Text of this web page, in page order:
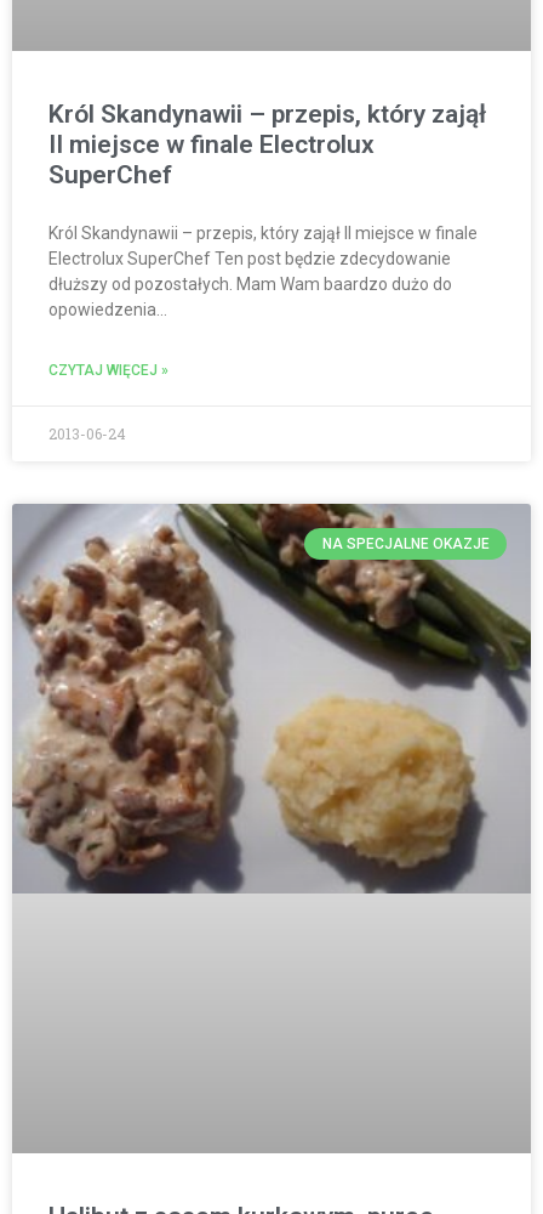
Król Skandynawii – przepis, który zajął
II miejsce w finale Electrolux
SuperChef
Król Skandynawii – przepis, który zajął II miejsce w finale
Electrolux SuperChef Ten post będzie zdecydowanie
dłuższy od pozostałych. Mam Wam baardzo dużo do
opowiedzenia…
CZYTAJ WIĘCEJ »
2013-06-24
NA SPECJALNE OKAZJE